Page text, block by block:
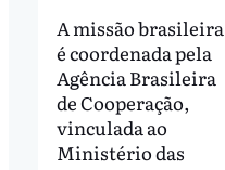
A missão brasileira
é coordenada pela
Agência Brasileira
de Cooperação,
vinculada ao
Ministério das